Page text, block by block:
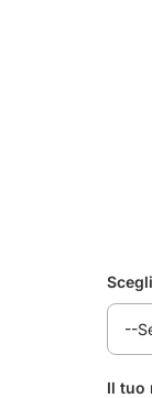
Il tuo